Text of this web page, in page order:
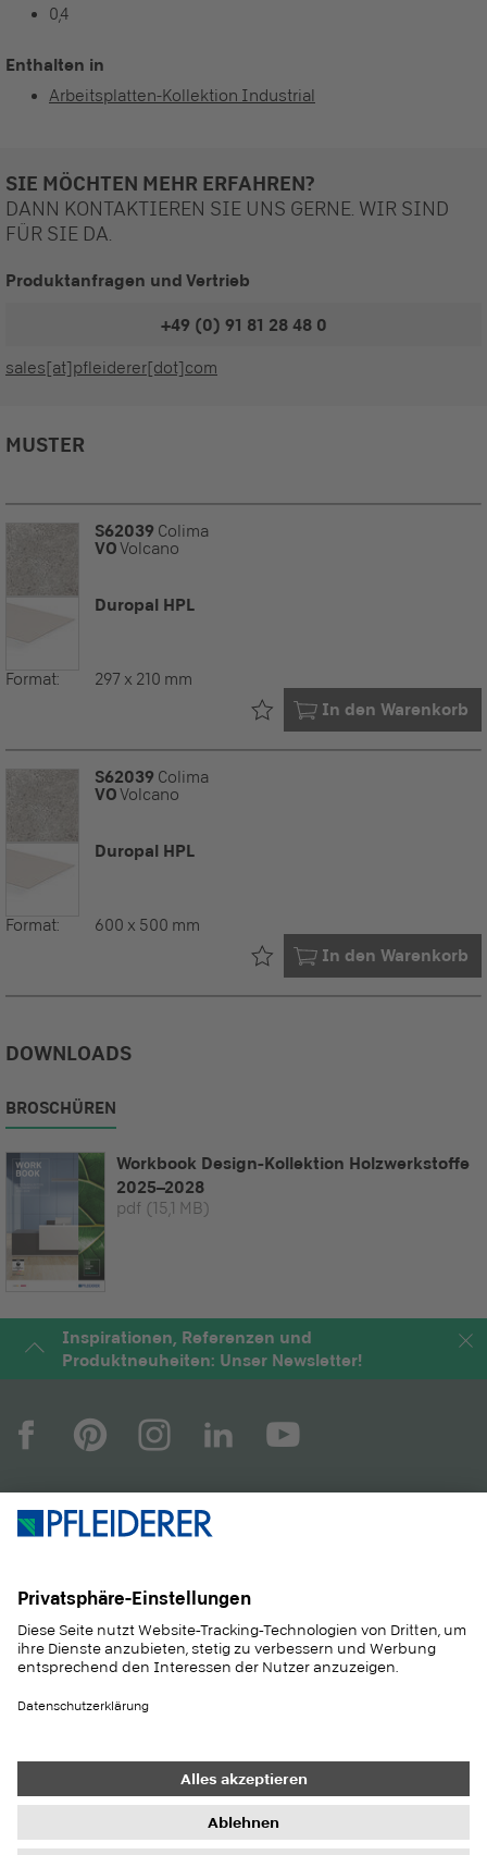
0,4
Enthalten in
Arbeitsplatten-Kollektion Industrial
SIE MÖCHTEN MEHR ERFAHREN?
DANN KONTAKTIEREN SIE UNS GERNE. WIR SIND
FÜR SIE DA.
Produktanfragen und Vertrieb
+49 (0) 91 81 28 48 0
sales[at]pfleiderer[dot]com
MUSTER
S62039 Colima
VOVolcano
Duropal HPL
Format: 297 x 210 mm
In den Warenkorb
Bereits in Ihrem
S62039 Colima
VOVolcano
Duropal HPL
Format: 600 x 500 mm
In den Warenkorb
Bereits in Ihrem
DOWNLOADS
BROSCHÜREN
Workbook Design-Kollektion Holzwerkstoffe
2025–2028
pdf (15,1 MB)
Inspirationen, Referenzen und
Produktneuheiten: Unser Newsletter!
ANWENDUNGEN
NACHHALTIGKEIT
KONTAKT
JURA-Spedition GmbH
Impressum
Datenschutz-Einstellungen
Datenschutz
Informationspflichten AGB Newsletter